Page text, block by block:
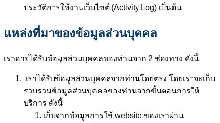
ประวัติการใช้งานเว็บไซต์ (Activity Log) เป็นต้น
แหล่งที่มาของข้อมูลส่วนบุคคล
เราอาจได้รับข้อมูลส่วนบุคคลของท่านจาก 2 ช่องทาง ดังนี้
เราได้รับข้อมูลส่วนบุคคลจากท่านโดยตรง โดยเราจะเก็บ
รวบรวมข้อมูลส่วนบุคคลของท่านจากขั้นตอนการให้
บริการ ดังนี้
เก็บจากข้อมูลการใช้ website ของเราผ่าน